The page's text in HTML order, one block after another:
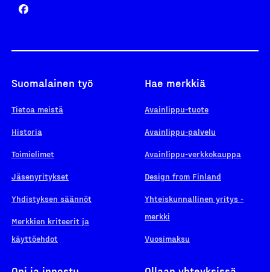
Suomalainen työ
Tietoa meistä
Historia
Toimielimet
Jäsenyritykset
Yhdistyksen säännöt
Merkkien kriteerit ja
käyttöehdot
Hae merkkiä
Avainlippu-tuote
Avainlippu-palvelu
Avainlippu-verkkokauppa
Design from Finland
Yhteiskunnallinen yritys -
merkki
Vuosimaksu